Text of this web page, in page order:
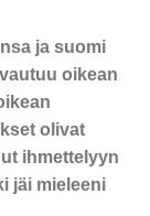
ja suomi
oikean
olivat
ihmettelyyn
jäi mieleeni